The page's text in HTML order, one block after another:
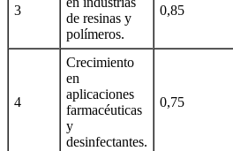
3
de resinas y
polímeros.
0,85
4
Crecimiento
en
aplicaciones
farmacéuticas
y
desinfectantes.
0,75